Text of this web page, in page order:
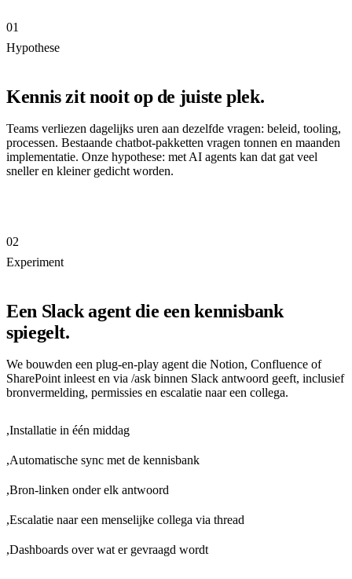
01
Hypothese
Kennis zit nooit op de juiste plek.
Teams verliezen dagelijks uren aan dezelfde vragen: beleid, tooling,
processen. Bestaande chatbot-pakketten vragen tonnen en maanden
implementatie. Onze hypothese: met AI agents kan dat gat veel
sneller en kleiner gedicht worden.
02
Experiment
Een Slack agent die een kennisbank
spiegelt.
We bouwden een plug-en-play agent die Notion, Confluence of
SharePoint inleest en via /ask binnen Slack antwoord geeft, inclusief
bronvermelding, permissies en escalatie naar een collega.
,Installatie in één middag
,Automatische sync met de kennisbank
,Bron-linken onder elk antwoord
,Escalatie naar een menselijke collega via thread
,Dashboards over wat er gevraagd wordt